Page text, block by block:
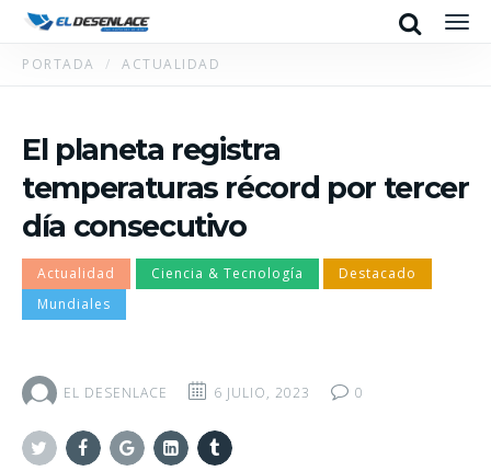
Search
PORTADA ACTUALIDAD
El planeta registra
temperaturas récord por tercer
día consecutivo
Actualidad Ciencia & Tecnología
Destacado
Mundiales
EL DESENLACE 6 JULIO, 2023 0